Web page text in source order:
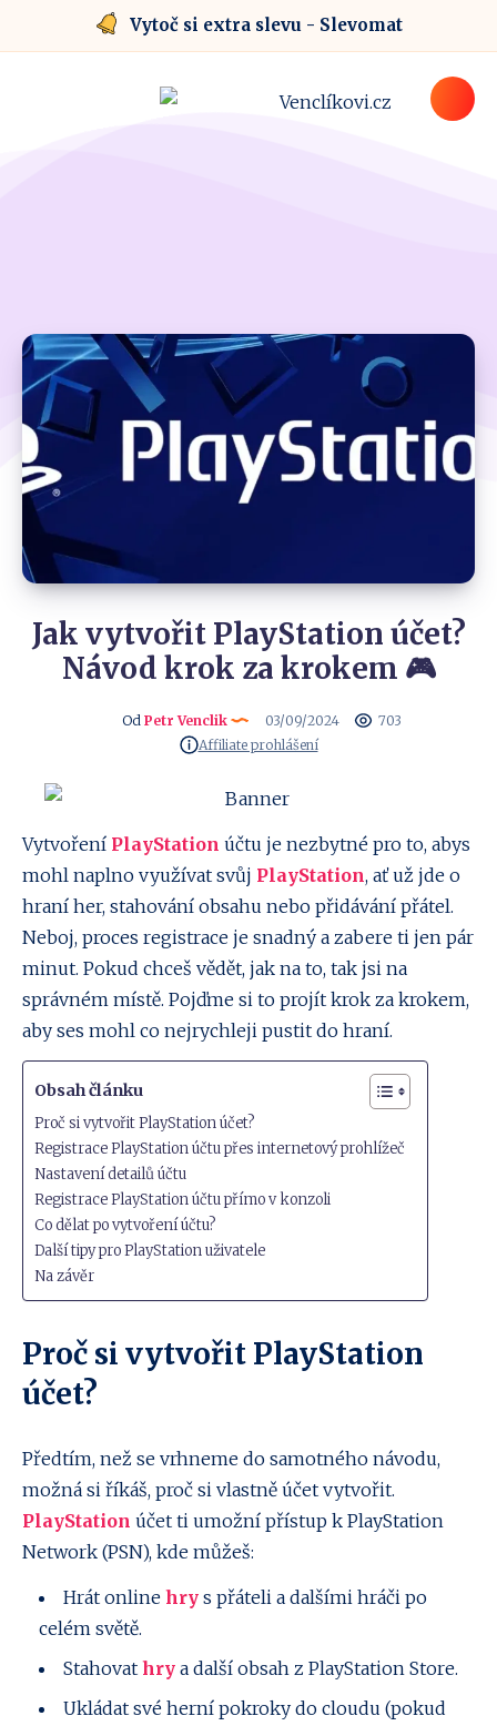
Vytoč si extra slevu - Slevomat
Jak vytvořit PlayStation účet?
Návod krok za krokem 🎮
Od Petr Venclik 03/09/2024
703
Affiliate prohlášení
Vytvoření PlayStation účtu je nezbytné pro to, abys
mohl naplno využívat svůj PlayStation, ať už jde o
hraní her, stahování obsahu nebo přidávání přátel.
Neboj, proces registrace je snadný a zabere ti jen pár
minut. Pokud chceš vědět, jak na to, tak jsi na
správném místě. Pojďme si to projít krok za krokem,
aby ses mohl co nejrychleji pustit do hraní.
Obsah článku
Proč si vytvořit PlayStation účet?
Registrace PlayStation účtu přes internetový prohlížeč
Nastavení detailů účtu
Registrace PlayStation účtu přímo v konzoli
Co dělat po vytvoření účtu?
Další tipy pro PlayStation uživatele
Na závěr
Proč si vytvořit PlayStation
účet?
Předtím, než se vrhneme do samotného návodu,
možná si říkáš, proč si vlastně účet vytvořit.
PlayStation účet ti umožní přístup k PlayStation
Network (PSN), kde můžeš:
Hrát online hry s přáteli a dalšími hráči po
celém světě.
Stahovat hry a další obsah z PlayStation Store.
Ukládat své herní pokroky do cloudu (pokud